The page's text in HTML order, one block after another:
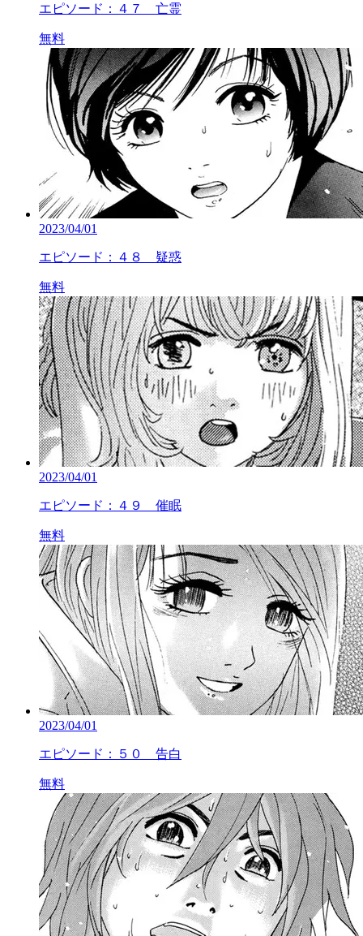
エピソード：４７ 亡霊
無料
2023/04/01
エピソード：４８ 疑惑
無料
2023/04/01
エピソード：４９ 催眠
無料
2023/04/01
エピソード：５０ 告白
無料